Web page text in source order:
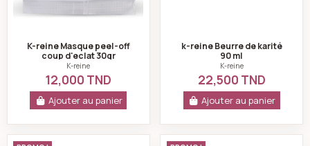
K-reine Masque peel-off
coup d'eclat 30gr
K-reine
12,000 TND
Ajouter au panier
k-reine Beurre de karité
90 ml
K-reine
22,500 TND
Ajouter au panier